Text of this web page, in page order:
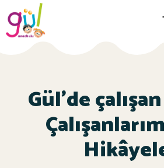
Gül’de